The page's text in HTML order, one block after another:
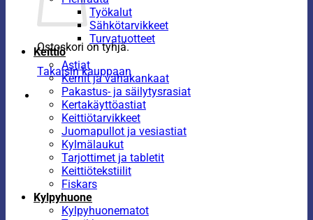
Ostoskori on tyhjä.
Takaisin kauppaan
Työkalut
Sähkötarvikkeet
Turvatuotteet
Keittiö
Astiat
Kernit ja vahakankaat
Pakastus- ja säilytysrasiat
Kertakäyttöastiat
Keittiötarvikkeet
Juomapullot ja vesiastiat
Kylmälaukut
Tarjottimet ja tabletit
Keittiötekstiilit
Fiskars
Kylpyhuone
Kylpyhuonematot